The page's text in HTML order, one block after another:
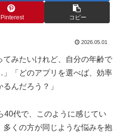
Pinterest コピー
2026.05.01
てみたいけれど、自分の年齢で
「どのアプリを選べば、効率
んだろう？」
40代で、このように感じてい
多くの方が同じような悩みを抱